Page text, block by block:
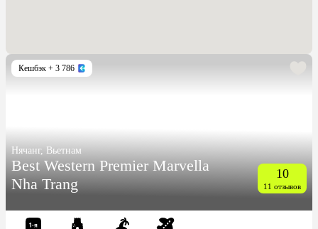
Кешбэк + 3 786
Нячанг, Вьетнам
Best Western Premier Marvella
Nha Trang
10
11 отзывов